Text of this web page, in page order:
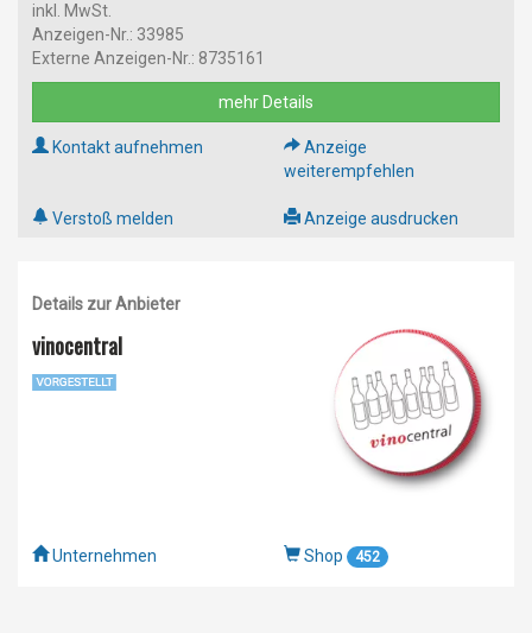
inkl. MwSt.
Anzeigen-Nr.: 33985
Externe Anzeigen-Nr.: 8735161
mehr Details
Kontakt aufnehmen
Anzeige
weiterempfehlen
Verstoß melden Anzeige ausdrucken
Details zur Anbieter
vinocentral
Unternehmen Shop 452